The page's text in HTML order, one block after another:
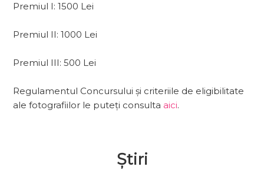
Premiul I: 1500 Lei
Premiul II: 1000 Lei
Premiul III: 500 Lei
Regulamentul Concursului și criteriile de eligibilitate
ale fotografiilor le puteți consulta aici.
Știri